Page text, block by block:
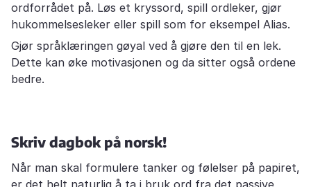
ordforrådet på. Løs et kryssord, spill ordleker, gjør
hukommelsesleker eller spill som for eksempel Alias.
Gjør språklæringen gøyal ved å gjøre den til en lek.
Dette kan øke motivasjonen og da sitter også ordene
bedre.
Skriv dagbok på norsk!
Når man skal formulere tanker og følelser på papiret,
er det helt naturlig å ta i bruk ord fra det passive